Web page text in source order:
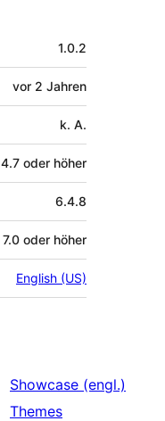
1.0.2
vor 2 Jahren
k. A.
4.7 oder höher
6.4.8
7.0 oder höher
English (US)
Showcase (engl.)
Themes